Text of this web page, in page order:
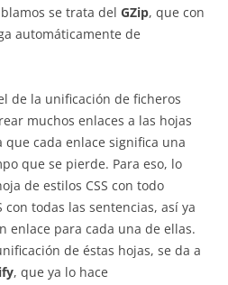
se trata del GZip, que con
automáticamente de
de la unificación de ficheros
muchos enlaces a las hojas
que cada enlace significa una
que se pierde. Para eso, lo
de estilos CSS con todo
con todas las sentencias, así ya
enlace para cada una de ellas.
de éstas hojas, se da a
, que ya lo hace